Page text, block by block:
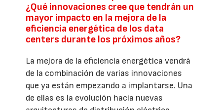
¿Qué innovaciones cree que tendrán un
mayor impacto en la mejora de la
eficiencia energética de los data
centers durante los próximos años?
La mejora de la eficiencia energética vendrá
de la combinación de varias innovaciones
que ya están empezando a implantarse. Una
de ellas es la evolución hacia nuevas